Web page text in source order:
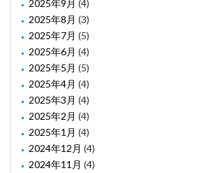
2025年9月 (4)
2025年8月 (3)
2025年7月 (5)
2025年6月 (4)
2025年5月 (5)
2025年4月 (4)
2025年3月 (4)
2025年2月 (4)
2025年1月 (4)
2024年12月 (4)
2024年11月 (4)